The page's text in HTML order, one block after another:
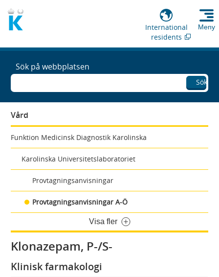
International
residents
Meny
Sök på webbplatsen
Sök
Vård
Funktion Medicinsk Diagnostik Karolinska
Karolinska Universitetslaboratoriet
Provtagningsanvisningar
Provtagningsanvisningar A-Ö
Visa fler
Klonazepam, P-/S-
Klinisk farmakologi